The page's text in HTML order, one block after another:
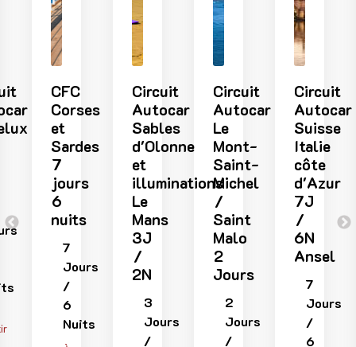
CFC
Corses
et
Sardes
7
jours
6
nuits
7
Jours
/
6
Nuits
Circuit
Autocar
Sables
d'Olonne
et
illuminations
Le
Mans
3J
/
2N
3
Jours
/
Circuit
Autocar
Le
Mont-
Saint-
Michel
/
Saint
Malo
2
Jours
2
Jours
/
Circuit
Autocar
Suisse
Italie
côte
d'Azur
7J
/
6N
Ansel
7
Jours
/
6